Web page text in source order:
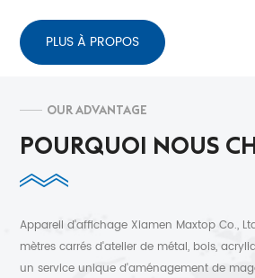
PLUS À PROPOS
OUR ADVANTAGE
POURQUOI NOUS
Appareil d'affichage Xiamen Maxtop Co.,
mètres carrés d'atelier de métal, bois,
un service unique d'aménagement de